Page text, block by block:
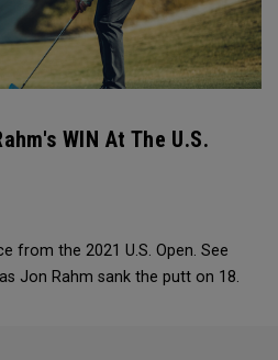
WIN At The U.S.
from the 2021 U.S. Open. See
Jon Rahm sank the putt on 18.